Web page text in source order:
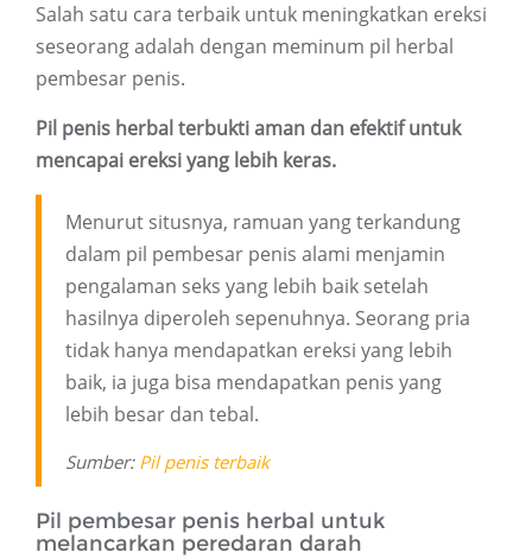
Salah satu cara terbaik untuk meningkatkan ereksi
seseorang adalah dengan meminum pil herbal
pembesar penis.
Pil penis herbal terbukti aman dan efektif untuk
mencapai ereksi yang lebih keras.
Menurut situsnya, ramuan yang terkandung
dalam pil pembesar penis alami menjamin
pengalaman seks yang lebih baik setelah
hasilnya diperoleh sepenuhnya. Seorang pria
tidak hanya mendapatkan ereksi yang lebih
baik, ia juga bisa mendapatkan penis yang
lebih besar dan tebal.
Sumber: Pil penis terbaik
Pil pembesar penis herbal untuk
melancarkan peredaran darah